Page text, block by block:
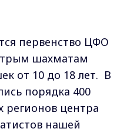
первенство ЦФО
шахматам
от 10 до 18 лет. В
порядка 400
регионов центра
нашей